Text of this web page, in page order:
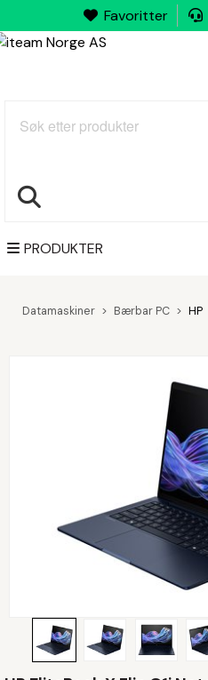
Favoritter
Søk
PRODUKTER
Datamaskiner Bærbar PC HP